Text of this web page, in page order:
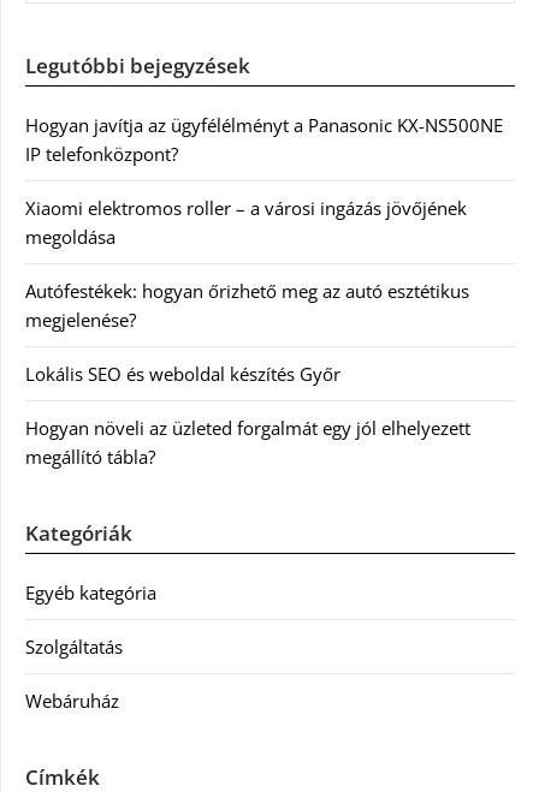
Legutóbbi bejegyzések
Hogyan javítja az ügyfélélményt a Panasonic KX-NS500NE
IP telefonközpont?
Xiaomi elektromos roller – a városi ingázás jövőjének
megoldása
Autófestékek: hogyan őrizhető meg az autó esztétikus
megjelenése?
Lokális SEO és weboldal készítés Győr
Hogyan növeli az üzleted forgalmát egy jól elhelyezett
megállító tábla?
Kategóriák
Egyéb kategória
Szolgáltatás
Webáruház
Címkék